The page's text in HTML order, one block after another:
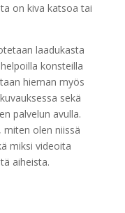
on kiva katsoa tai
laadukasta
konsteilla
hieman myös
sekä
palvelun avulla.
miten olen niissä
miksi videoita
aiheista.